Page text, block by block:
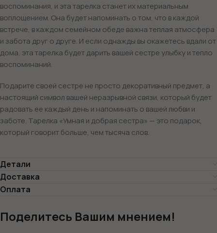
воспоминания, и эта тарелка станет их материальным
воплощением. Она будет напоминать о том, что в каждой
встрече, в каждом семейном обеде важна теплая атмосфера
и забота друг о друге. И если однажды вы окажетесь вдали от
дома, эта тарелка будет дарить вашей сестре улыбку и тепло
воспоминаний.
Подарите своей сестре не просто декоративный предмет, а
настоящий символ вашей неразрывной связи, который будет
радовать ее каждый день и напоминать о вашей любви и
заботе. Тарелка «Умная и добрая сестра» — это подарок,
который говорит больше, чем тысяча слов.
Детали
Доставка
Оплата
Поделитесь Вашим мнением!